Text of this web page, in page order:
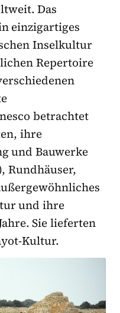
Das
einzigartiges
Inselkultur
Repertoire
betrachtet
ihre
und Bauwerke
Rundhäuser,
und ihre
Sie lieferten
Kultur.